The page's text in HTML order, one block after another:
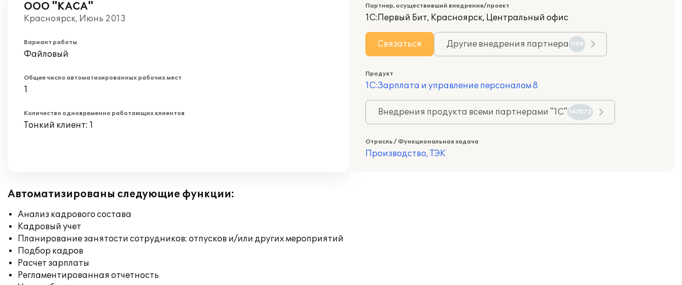
ООО "КАСА"
Красноярск, Июнь 2013
Вариант работы
Файловый
Общее число автоматизированных рабочих мест
1
Количество одновременно работающих клиентов
Тонкий клиент: 1
Партнер, осуществивший внедрение/проект
1С:Первый Бит, Красноярск, Центральный офис
Связаться Другие внедрения партнера 1198
Продукт
1С:Зарплата и управление персоналом 8
Внедрения продукта всеми партнерами "1С" 147072
Отрасль / Функциональная задача
Производство, ТЭК
Автоматизированы следующие функции:
Анализ кадрового состава
Кадровый учет
Планирование занятости сотрудников: отпусков и/или других мероприятий
Подбор кадров
Расчет зарплаты
Регламентированная отчетность